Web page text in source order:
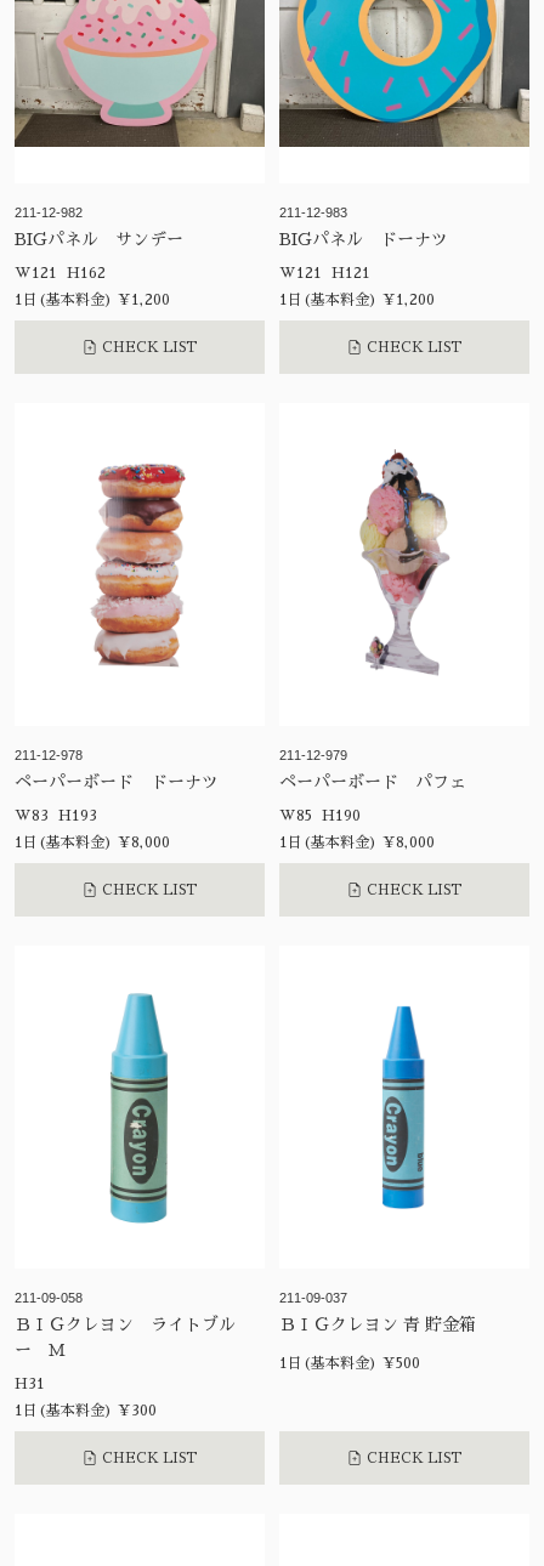
211-12-982
BIGパネル サンデー
W121 H162
1日(基本料金) ¥1,200
CHECK LIST
211-12-983
BIGパネル ドーナツ
W121 H121
1日(基本料金) ¥1,200
CHECK LIST
211-12-978
ペーパーボード ドーナツ
W83 H193
1日(基本料金) ¥8,000
CHECK LIST
211-12-979
ペーパーボード パフェ
W85 H190
1日(基本料金) ¥8,000
CHECK LIST
211-09-058
ＢＩＧクレヨン ライトブル
ー Ｍ
H31
1日(基本料金) ¥300
CHECK LIST
211-09-037
ＢＩＧクレヨン 青 貯金箱
1日(基本料金) ¥500
CHECK LIST